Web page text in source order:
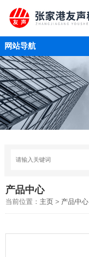
网站导航
产品中心
当前位置： 主页 > 产品中心